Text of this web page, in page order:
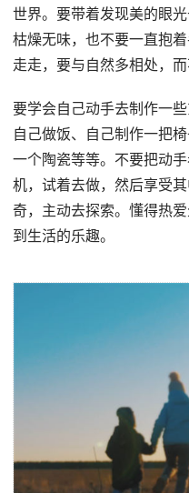
世界。要带着发现美的眼
枯燥无味，也不要一直抱
走走，要与自然多相处，而
要学会自己动手去制作一
自己做饭、自己制作一把
一个陶瓷等等。不要把动
机，试着去做，然后享受
奇，主动去探索。懂得热
到生活的乐趣。